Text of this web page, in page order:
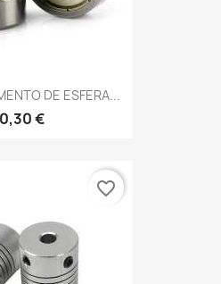
DE ESFERA...
0,30 €
favorite_border